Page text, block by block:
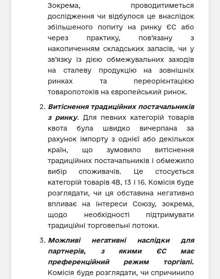
Зокрема, проводитиметься
дослідження чи відбулося це внаслідок
збільшеного попиту на ринку ЄС або
через практику, пов’язану з
накопиченням складських запасів, чи у
зв’язку із дією обмежувальних заходів
на сталеву продукцію на зовнішніх
ринках та переорієнтацією
товаропотоків на європейський ринок.
Витіснення традиційних постачальників
з ринку. Для певних категорій товарів
квота була швидко вичерпана за
рахунок імпорту з однієї або декількох
країн, що зумовило витіснення
традиційних постачальників і обмежило
вибір споживачів. Це стосується
категорій товарів 4B, 13 і 16. Комісія буде
розглядати, чи ця обставина негативно
впливає на інтереси Союзу, зокрема,
щодо необхідності підтримувати
традиційні торговельні потоки.
Можливі негативні наслідки для
партнерів, з якими ЄС має
преференційний режим торгівлі.
Комісія буде розглядати, чи спричинило